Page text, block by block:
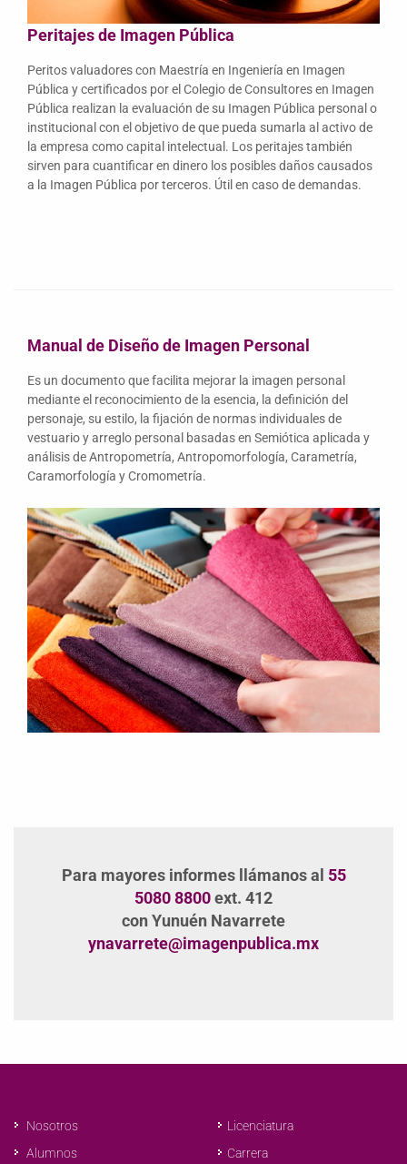
Peritajes de Imagen Pública
Peritos valuadores con Maestría en Ingeniería en Imagen
Pública y certificados por el Colegio de Consultores en Imagen
Pública realizan la evaluación de su Imagen Pública personal o
institucional con el objetivo de que pueda sumarla al activo de
la empresa como capital intelectual. Los peritajes también
sirven para cuantificar en dinero los posibles daños causados
a la Imagen Pública por terceros. Útil en caso de demandas.
Manual de Diseño de Imagen Personal
Es un documento que facilita mejorar la imagen personal
mediante el reconocimiento de la esencia, la definición del
personaje, su estilo, la fijación de normas individuales de
vestuario y arreglo personal basadas en Semiótica aplicada y
análisis de Antropometría, Antropomorfología, Carametría,
Caramorfología y Cromometría.
Para mayores informes llámanos al 55
5080 8800ext. 412
con Yunuén Navarrete
ynavarrete@imagenpublica.mx
Nosotros
Alumnos
Licenciatura
Carrera